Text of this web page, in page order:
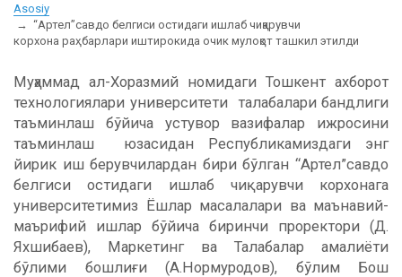
Asosiy
“Артел”савдо белгиси остидаги ишлаб чиқарувчи
корхона раҳбарлари иштирокида очик мулоқот ташкил этилди
Муҳаммад ал-Хоразмий номидаги Тошкент ахборот
технологиялари университети талабалари бандлиги
таъминлаш бўйича устувор вазифалар ижросини
таъминлаш юзасидан Республикамиздаги энг
йирик иш берувчилардан бири бўлган “Артел”савдо
белгиси остидаги ишлаб чиқарувчи корхонага
университетимиз Ёшлар масалалари ва маънавий-
маърифий ишлар бўйича биринчи проректори (Д.
Яхшибаев), Маркетинг ва Талабалар амалиёти
бўлими бошлиғи (А.Нормуродов), бўлим Бош